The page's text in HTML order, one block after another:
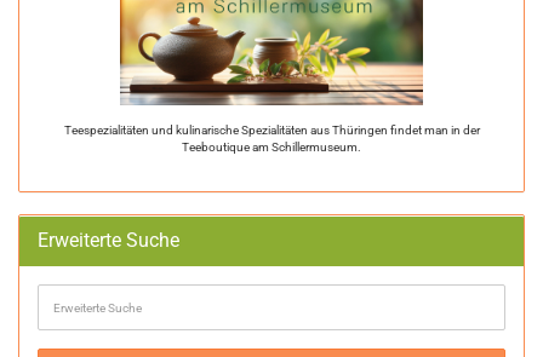
Teespezialitäten und kulinarische Spezialitäten aus Thüringen findet man in der
Teeboutique am Schillermuseum.
Erweiterte Suche
Suche